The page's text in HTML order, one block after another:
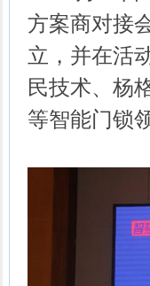
方案商对接
立，并在活
民技术、杨
等智能门锁